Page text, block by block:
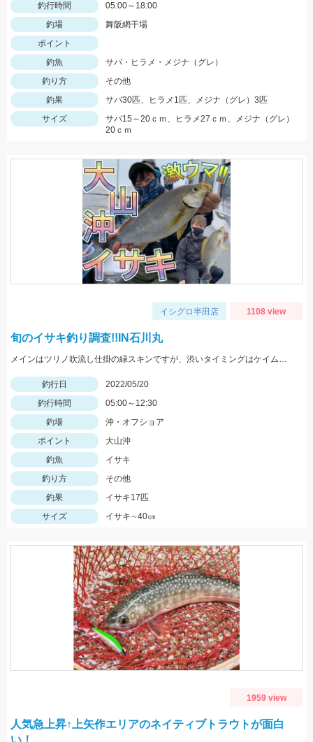
釣行時間
05:00～18:00
釣場
舞阪網干場
ポイント
釣魚
サバ・ヒラメ・メジナ（グレ）
釣り方
その他
釣果
サバ30匹、ヒラメ1匹、メジナ（グレ）3匹
サイズ
サバ15～20ｃｍ、ヒラメ27ｃｍ、メジナ（グレ）
20ｃｍ
イシグロ半田店 1108 view
旬のイサキ釣り調査!!IN石川丸
メインはツリノ吹流し仕掛の緑スキンですが、渋いタイミングはケイムラやカラー針も良く釣れました!!
釣行日
2022/05/20
釣行時間
05:00～12:30
釣場
沖・オフショア
ポイント
大山沖
釣魚
イサキ
釣り方
その他
釣果
イサキ17匹
サイズ
イサキ∼40㎝
1959 view
人気急上昇↑上矢作エリアのネイティブトラウトが面白
い！